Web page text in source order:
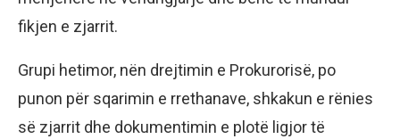
fikjen e zjarrit.
Grupi hetimor, nën drejtimin e Prokurorisë, po
punon për sqarimin e rrethanave, shkakun e rënies
së zjarrit dhe dokumentimin e plotë ligjor të